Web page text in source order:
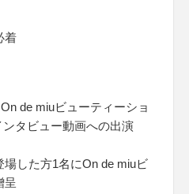
着
de miuビューティーショ
タビュー動画への出演
した方1名にOn de miuビ
呈